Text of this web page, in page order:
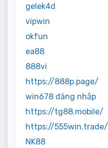
gelek4d
vipwin
okfun
ea88
888vi
https://888p.page/
win678 đăng nhập
https://tg88.mobile/
https://555win.trade/
NK88